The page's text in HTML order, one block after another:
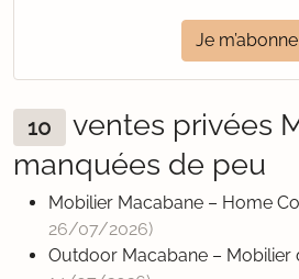
Je m’abonne
10
ventes privées
manquées de peu
Mobilier Macabane – Home
26/07/2026)
Outdoor Macabane – Mobilier